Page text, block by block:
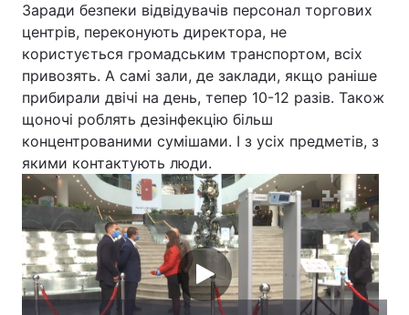
Заради безпеки відвідувачів персонал торгових
центрів, переконують директора, не
користується громадським транспортом, всіх
привозять. А самі зали, де заклади, якщо раніше
прибирали двічі на день, тепер 10-12 разів. Також
щоночі роблять дезінфекцію більш
концентрованими сумішами. І з усіх предметів, з
якими контактують люди.